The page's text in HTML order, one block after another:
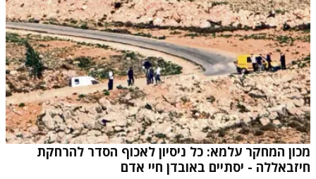
מכון המחקר עלמא: כל ניסיון לאכוף הסדר להרחקת
חיזבאללה - יסתיים באובדן חיי אדם